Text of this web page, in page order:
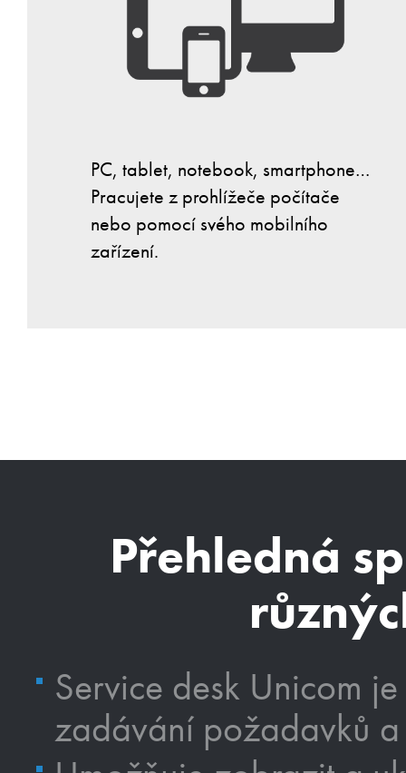
PC, tablet, notebook, smartphone…
Pracujete z prohlížeče počítače
nebo pomocí svého mobilního
zařízení.
Přehledná
Service desk Unicom
zadávání požadavků a